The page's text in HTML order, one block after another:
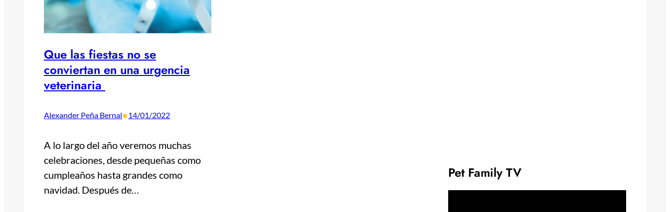
Que las fiestas no se
conviertan en una urgencia
veterinaria
Alexander Peña Bernal•14/01/2022
A lo largo del año veremos muchas
celebraciones, desde pequeñas como
cumpleaños hasta grandes como
navidad. Después de…
Pet Family TV